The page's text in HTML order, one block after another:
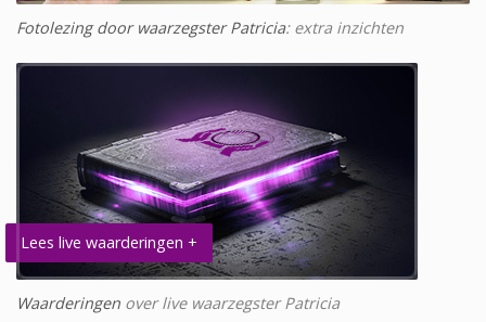
Fotolezing door waarzegster Patricia: extra inzichten
Lees live waarderingen +
Waarderingen over live waarzegster Patricia